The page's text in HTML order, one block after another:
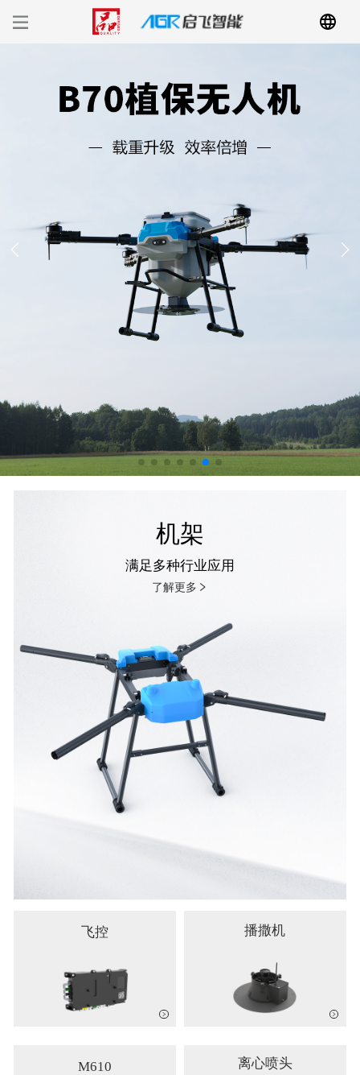
机架
满足多种行业应用
了解更多
飞控 播撒机
M610 离心喷头